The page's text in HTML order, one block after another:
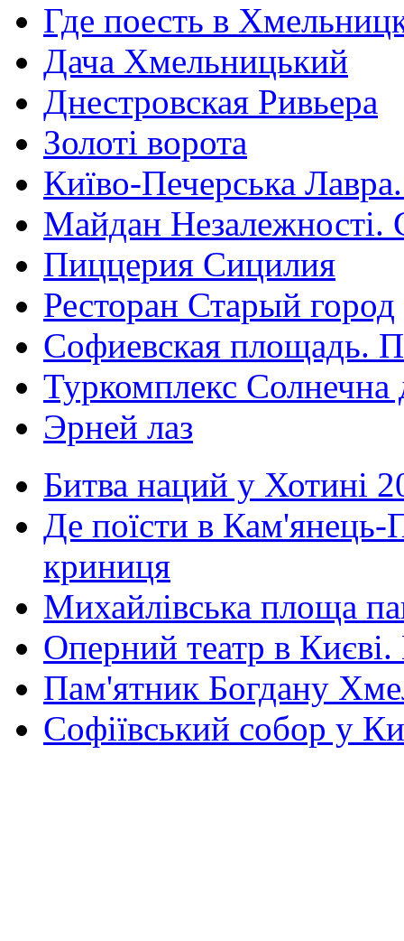
Где поесть в
Дача Хмельницький
Днестровская Ривьера
Золоті ворота
Київо-Печерська
Майдан Незалежності.
Пиццерия Сицилия
Ресторан Старый город
Софиевская площадь.
Туркомплекс Солнечна
Эрней лаз
Битва наций у Хотині
Де поїсти в Кам'янець-
криниця
Михайлівська площа
Оперний театр в
Пам'ятник Богдану
Софіївський собор у